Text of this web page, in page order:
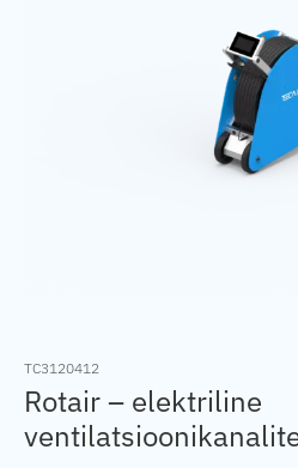
TC3120412
Rotair – elektriline